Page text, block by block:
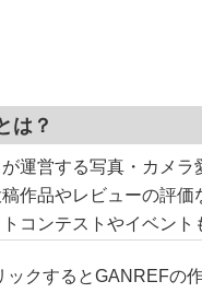
は？
運営する写真・カメ
作品やレビューの評
コンテストやイベント
クするとGANREFの